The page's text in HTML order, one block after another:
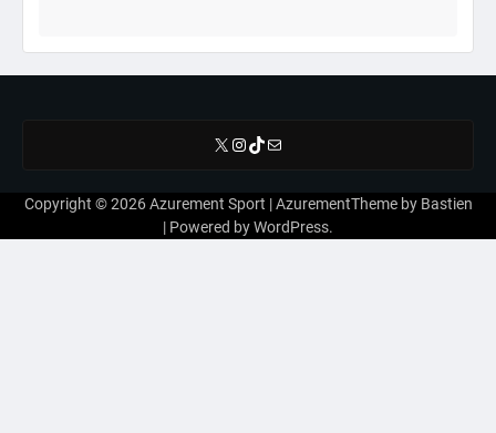
X Instagram
TikTok
E-mail
Copyright © 2026Azurement Sport | AzurementTheme by Bastien
| Powered byWordPress.